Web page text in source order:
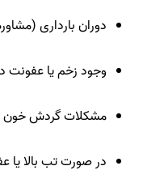
دوران بارداری
وجود زخم یا عفونت
مشکلات گردش خون
در صورت تب بالا